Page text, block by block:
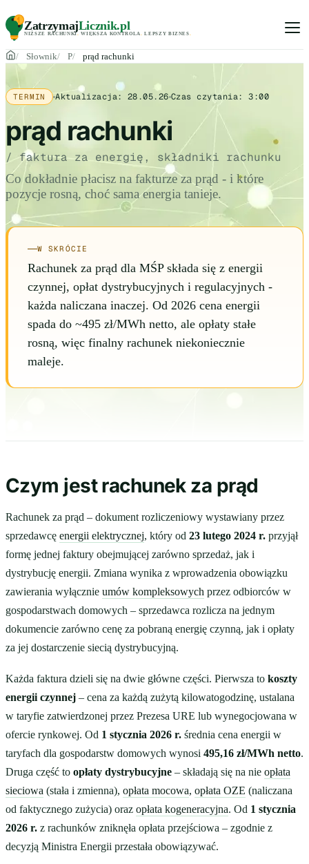
ZatrzymajLicznik.pl
NIŻSZE RACHUNKI. WIĘKSZA KONTROLA LEPSZY BIZNES
Słownik P prąd rachunki
TERMIN Aktualizacja:28.05.26 Czas czytania:3:00
prąd rachunki
/ faktura za energię, składniki rachunku
Co dokładnie płacisz na fakturze za prąd - i które
pozycje rosną, choć sama energia tanieje.
W SKRÓCIE
Rachunek za prąd dla MŚP składa się z energii
czynnej, opłat dystrybucyjnych i regulacyjnych -
każda naliczana inaczej. Od 2026 cena energii
spada do ~495 zł/MWh netto, ale opłaty stałe
rosną, więc finalny rachunek niekoniecznie
maleje.
Czym jest rachunek za prąd
Rachunek za prąd – dokument rozliczeniowy wystawiany przez
sprzedawcę energii elektrycznej, który od 23 lutego 2024 r. przyjął
formę jednej faktury obejmującej zarówno sprzedaż, jak i
dystrybucję energii. Zmiana wynika z wprowadzenia obowiązku
zawierania wyłącznie umów kompleksowych przez odbiorców w
gospodarstwach domowych – sprzedawca rozlicza na jednym
dokumencie zarówno cenę za pobraną energię czynną, jak i opłaty
za jej dostarczenie siecią dystrybucyjną.
Każda faktura dzieli się na dwie główne części. Pierwsza to koszty
energii czynnej – cena za każdą zużytą kilowatogodzinę, ustalana
w taryfie zatwierdzonej przez Prezesa URE lub wynegocjowana w
ofercie rynkowej. Od 1 stycznia 2026 r. średnia cena energii w
taryfach dla gospodarstw domowych wynosi 495,16 zł/MWh netto.
Druga część to opłaty dystrybucyjne – składają się na nie opłata
sieciowa (stała i zmienna), opłata mocowa, opłata OZE (naliczana
od faktycznego zużycia) oraz opłata kogeneracyjna. Od 1 stycznia
2026 r. z rachunków zniknęła opłata przejściowa – zgodnie z
decyzją Ministra Energii przestała obowiązywać.